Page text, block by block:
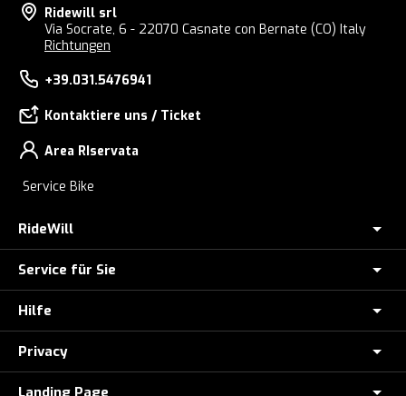
Ridewill srl
Via Socrate, 6 - 22070 Casnate con Bernate (CO) Italy
Richtungen
+39.031.5476941
Kontaktiere uns / Ticket
Area RIservata
Service Bike
RideWill
E-BIKE GESCHÄFT COMO
Ridewill Factory Club
Wo wir sind
Service für Sie
Zahlung in Raten mit HeyLight(Nur Italien)
E-Bike-Diebstahlversicherung
Hilfe
E-Bike-Aktion: Teilnahmebedingungen
Wie man bestellt
Privacy
Landing Page